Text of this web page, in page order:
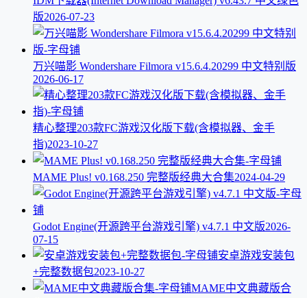
版2026-07-23
万兴喵影 Wondershare Filmora v15.6.4.20299 中文特别版
2026-06-17
精心整理203款FC游戏汉化版下载(含模拟器、金手
指)2023-10-27
MAME Plus! v0.168.250 完整版经典大合集2024-04-29
Godot Engine(开源跨平台游戏引擎) v4.7.1 中文版2026-
07-15
安卓游戏安装包
+完整数据包2023-10-27
MAME中文典藏版合